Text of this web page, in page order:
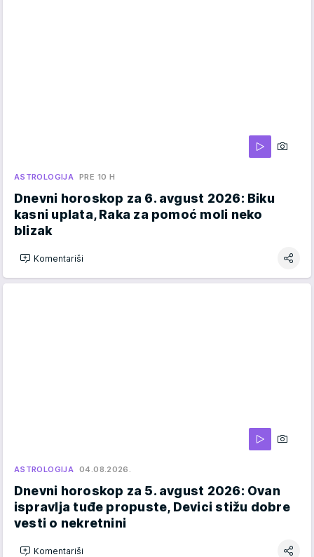
ASTROLOGIJA PRE 10 H
Dnevni horoskop za 6. avgust 2026: Biku
kasni uplata, Raka za pomoć moli neko
blizak
Komentariši
ASTROLOGIJA 04.08.2026.
Dnevni horoskop za 5. avgust 2026: Ovan
ispravlja tuđe propuste, Devici stižu dobre
vesti o nekretnini
Komentariši